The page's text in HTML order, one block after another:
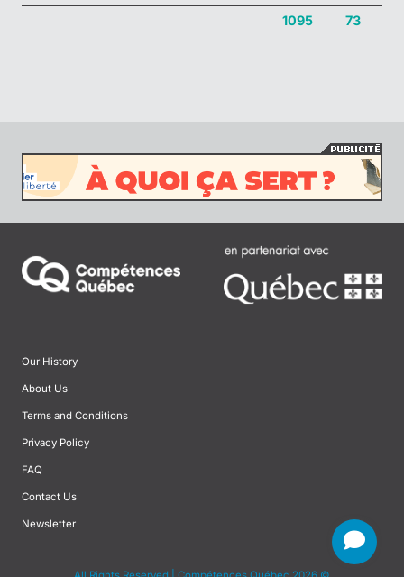
1095 73
Our History
About Us
Terms and Conditions
Privacy Policy
FAQ
Contact Us
Newsletter